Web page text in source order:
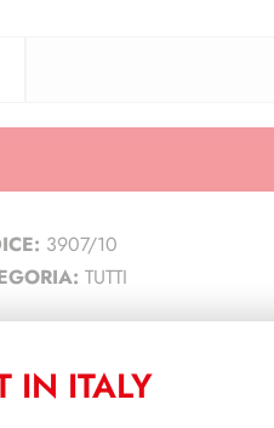
3907/10
TUTTI
IN ITALY